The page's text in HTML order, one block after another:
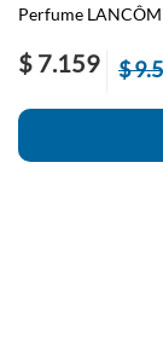
Perfume
$ 7.159 $